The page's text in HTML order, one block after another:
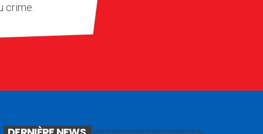
crime.